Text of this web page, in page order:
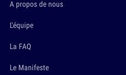
A propos de nous
L'équipe
La FAQ
Le Manifeste